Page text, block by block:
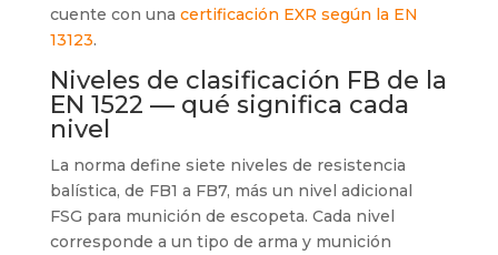
cuente con una certificación EXR según la EN
13123.
Niveles de clasificación FB de la
EN 1522 — qué significa cada
nivel
La norma define siete niveles de resistencia
balística, de FB1 a FB7, más un nivel adicional
FSG para munición de escopeta. Cada nivel
corresponde a un tipo de arma y munición